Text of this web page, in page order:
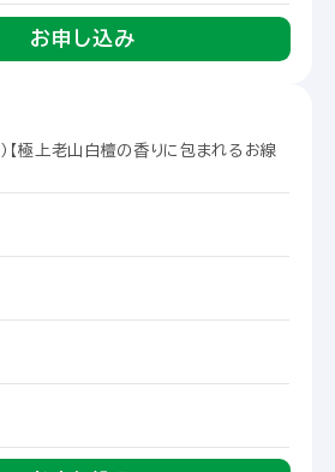
お申し込み
【極上老山白檀の香りに包まれるお線